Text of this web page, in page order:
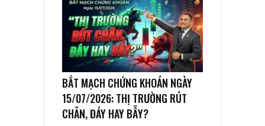
BẮT MẠCH CHỨNG KHOÁN NGÀY
15/07/2026: THỊ TRƯỜNG RÚT
CHÂN, ĐÁY HAY BẪY?